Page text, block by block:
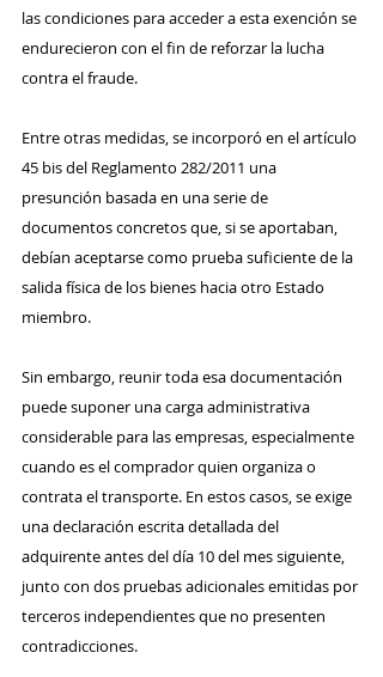
las condiciones para acceder a esta exención se
endurecieron con el fin de reforzar la lucha
contra el fraude.
Entre otras medidas, se incorporó en el artículo
45 bis del Reglamento 282/2011 una
presunción basada en una serie de
documentos concretos que, si se aportaban,
debían aceptarse como prueba suficiente de la
salida física de los bienes hacia otro Estado
miembro.
Sin embargo, reunir toda esa documentación
puede suponer una carga administrativa
considerable para las empresas, especialmente
cuando es el comprador quien organiza o
contrata el transporte. En estos casos, se exige
una declaración escrita detallada del
adquirente antes del día 10 del mes siguiente,
junto con dos pruebas adicionales emitidas por
terceros independientes que no presenten
contradicciones.